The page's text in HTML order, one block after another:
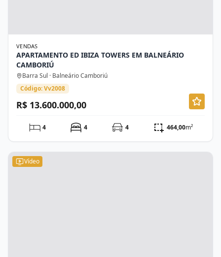
VENDAS
APARTAMENTO ED IBIZA TOWERS EM BALNEÁRIO
CAMBORIÚ
Barra Sul · Balneário Camboriú
Código: Vv2008
R$ 13.600.000,00
4 4 4 464,00m²
Vídeo